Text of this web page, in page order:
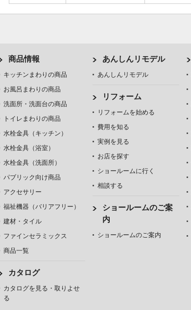
商品情報
キッチンまわりの商品
お風呂まわりの商品
洗面所・洗面台の商品
トイレまわりの商品
水栓金具（キッチン）
水栓金具（浴室）
水栓金具（洗面所）
パブリック向け商品
アクセサリー
福祉機器（バリアフリー）
建材・タイル
ファインセラミックス
商品一覧
カタログ
カタログを見る・取りよせ
る
あんしんリモデル
あんしんリモデル
リフォーム
リフォームを始める
費用を知る
実例を見る
お店を探す
ショールームに行く
相談する
ショールームのご案
内
ショールームのご案内